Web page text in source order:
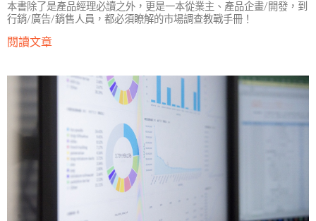
本書除了是產品經理必讀之外，更是一本從業主、產品企畫/開發，到
行銷/廣告/銷售人員，都必須瞭解的市場調查教戰手冊！
閱讀文章